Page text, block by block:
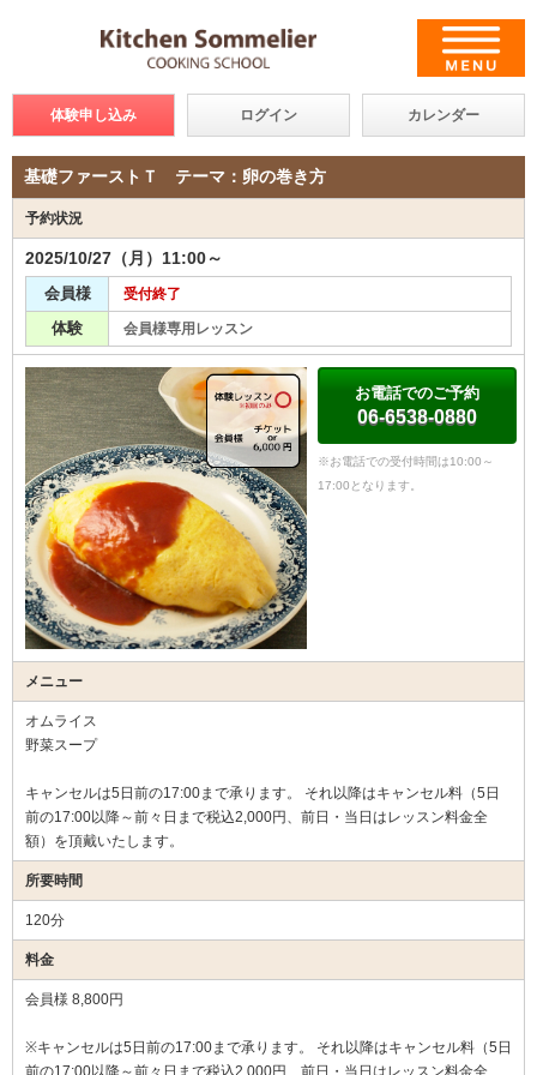
体験申し込み ログイン カレンダー
基礎ファーストＴ テーマ：卵の巻き方
予約状況
2025/10/27（月）11:00～
会員様 受付終了
体験 会員様専用レッスン
お電話でのご予約
06-6538-0880
※お電話での受付時間は10:00～
17:00となります。
メニュー
オムライス
野菜スープ
キャンセルは5日前の17:00まで承ります。 それ以降はキャンセル料（5日
前の17:00以降～前々日まで税込2,000円、前日・当日はレッスン料金全
額）を頂戴いたします。
所要時間
120分
料金
会員様 8,800円
※キャンセルは5日前の17:00まで承ります。 それ以降はキャンセル料（5日